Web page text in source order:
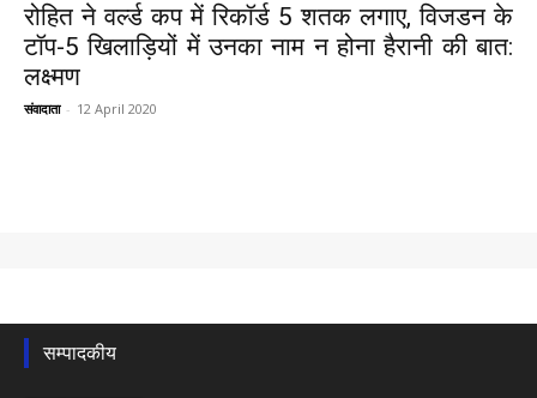
रोहित ने वर्ल्ड कप में रिकॉर्ड 5 शतक लगाए, विजडन के
टॉप-5 खिलाड़ियों में उनका नाम न होना हैरानी की बात:
लक्ष्मण
संवादाता - 12 April 2020
सम्पादकीय